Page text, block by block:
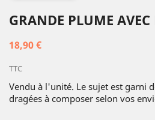
GRANDE PLUME AVEC
18,90 €
TTC
Vendu à l'unité. Le sujet est garni
dragées à composer selon vos